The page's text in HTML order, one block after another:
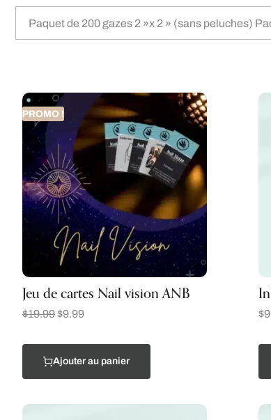
Paquet de 200 gazes 2 »x 2 » (sans peluches)
PROMO !
Jeu de cartes Nail vision ANB
$19.99$9.99
Ajouter au panier
$